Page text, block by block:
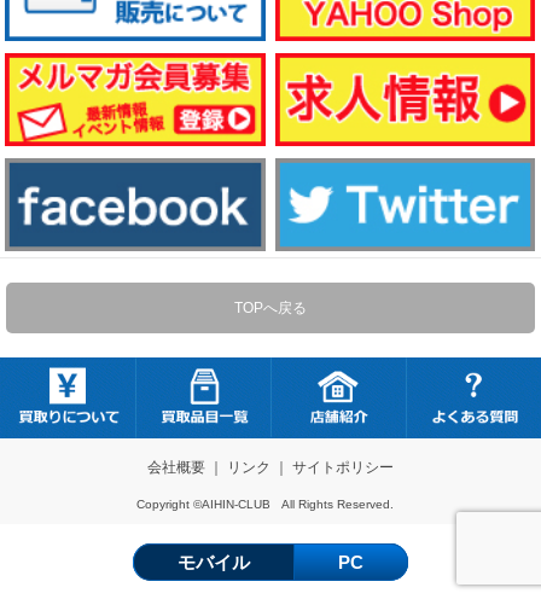
TOPへ戻る
会社概要｜ リンク サイトポリシー
Copyright ©AIHIN-CLUB All Rights Reserved.
モバイル PC